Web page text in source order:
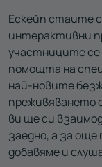
Ескейп стаите
интерактивни
участниците се
помощта на
най-новите
преживяването
ви ще си
заедно, а за
добавяме и